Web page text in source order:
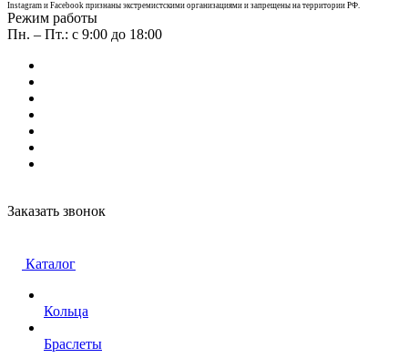
Instagram и Facebook признаны экстремистскими организациями и запрещены на территории РФ.
Режим работы
Пн. – Пт.: с 9:00 до 18:00
Заказать звонок
Каталог
Кольца
Браслеты